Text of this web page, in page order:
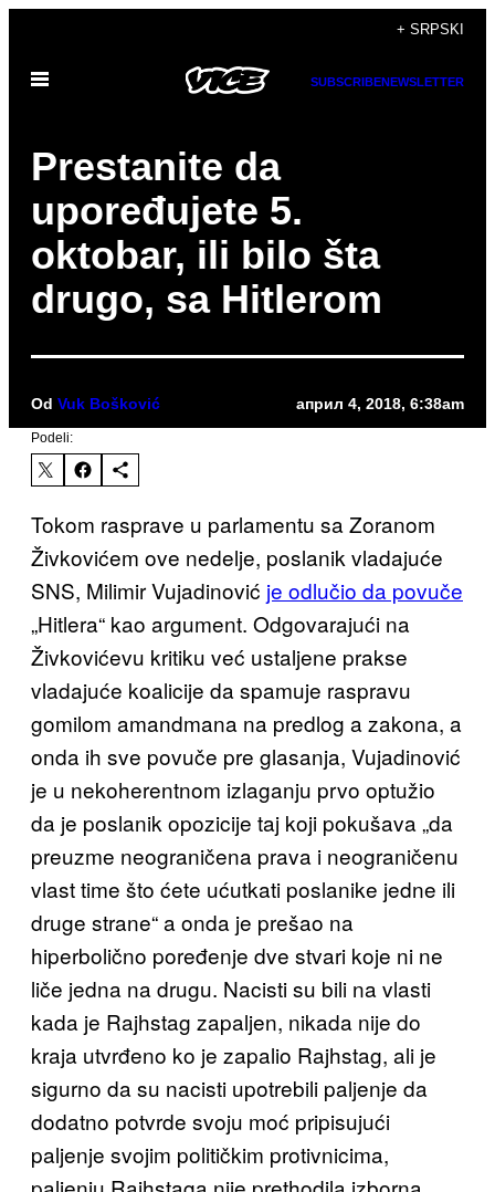
садржај
+ SRPSKI
Otvori
SUBSCRIBENEWSLETTER
Prestanite da
upoređujete 5.
oktobar, ili bilo šta
drugo, sa Hitlerom
Od Vuk Bošković април 4, 2018, 6:38am
Podeli:
Tokom rasprave u parlamentu sa Zoranom
Živkovićem ove nedelje, poslanik vladajuće
SNS, Milimir Vujadinović je odlučio da povuče
„Hitlera“ kao argument. Odgovarajući na
Živkovićevu kritiku već ustaljene prakse
vladajuće koalicije da spamuje raspravu
gomilom amandmana na predlog a zakona, a
onda ih sve povuče pre glasanja, Vujadinović
je u nekoherentnom izlaganju prvo optužio
da je poslanik opozicije taj koji pokušava „da
preuzme neograničena prava i neograničenu
vlast time što ćete ućutkati poslanike jedne ili
druge strane“ a onda je prešao na
hiperbolično poređenje dve stvari koje ni ne
liče jedna na drugu. Nacisti su bili na vlasti
kada je Rajhstag zapaljen, nikada nije do
kraja utvrđeno ko je zapalio Rajhstag, ali je
sigurno da su nacisti upotrebili paljenje da
dodatno potvrde svoju moć pripisujući
paljenje svojim političkim protivnicima,